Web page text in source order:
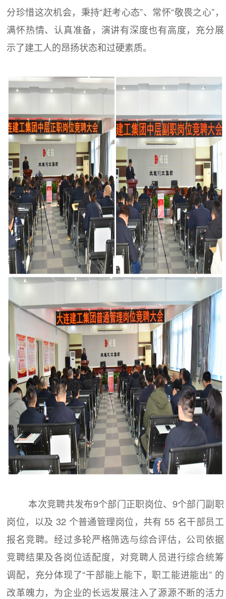
分珍惜这次机会，秉持“赶考心态”、常怀“敬畏之心”，
满怀热情、认真准备，演讲有深度也有高度，充分展
示了建工人的昂扬状态和过硬素质。
本次竞聘共发布9个部门正职岗位、9个部门副职
岗位，以及 32 个普通管理岗位，共有 55 名干部员工
报名竞聘。经过多轮严格筛选与综合评估，公司依据
竞聘结果及各岗位适配度，对竞聘人员进行综合统筹
调配，充分体现了“干部能上能下，职工能进能出” 的
改革魄力，为企业的长远发展注入了源源不断的活力